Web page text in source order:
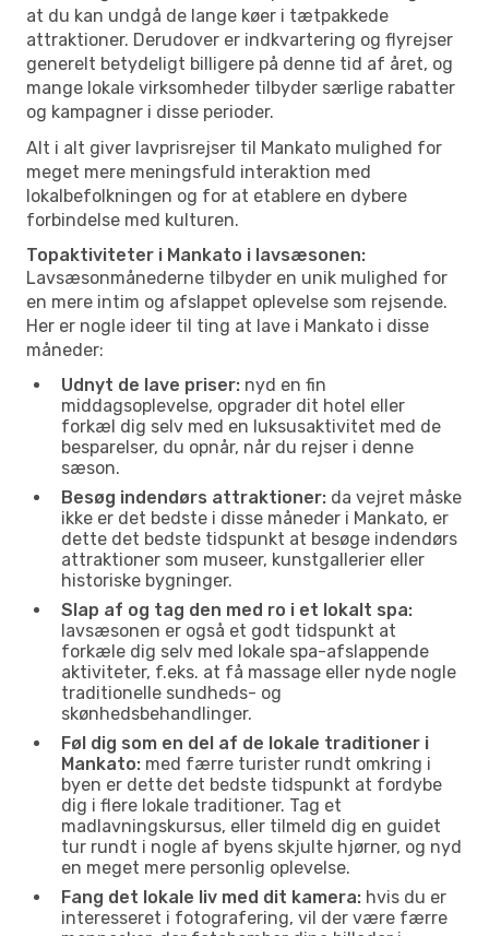
at du kan undgå de lange køer i tætpakkede
attraktioner. Derudover er indkvartering og flyrejser
generelt betydeligt billigere på denne tid af året, og
mange lokale virksomheder tilbyder særlige rabatter
og kampagner i disse perioder.
Alt i alt giver lavprisrejser til Mankato mulighed for
meget mere meningsfuld interaktion med
lokalbefolkningen og for at etablere en dybere
forbindelse med kulturen.
Topaktiviteter i Mankato i lavsæsonen:
Lavsæsonmånederne tilbyder en unik mulighed for
en mere intim og afslappet oplevelse som rejsende.
Her er nogle ideer til ting at lave i Mankato i disse
måneder:
Udnyt de lave priser: nyd en fin
middagsoplevelse, opgrader dit hotel eller
forkæl dig selv med en luksusaktivitet med de
besparelser, du opnår, når du rejser i denne
sæson.
Besøg indendørs attraktioner: da vejret måske
ikke er det bedste i disse måneder i Mankato, er
dette det bedste tidspunkt at besøge indendørs
attraktioner som museer, kunstgallerier eller
historiske bygninger.
Slap af og tag den med ro i et lokalt spa:
lavsæsonen er også et godt tidspunkt at
forkæle dig selv med lokale spa-afslappende
aktiviteter, f.eks. at få massage eller nyde nogle
traditionelle sundheds- og
skønhedsbehandlinger.
Føl dig som en del af de lokale traditioner i
Mankato: med færre turister rundt omkring i
byen er dette det bedste tidspunkt at fordybe
dig i flere lokale traditioner. Tag et
madlavningskursus, eller tilmeld dig en guidet
tur rundt i nogle af byens skjulte hjørner, og nyd
en meget mere personlig oplevelse.
Fang det lokale liv med dit kamera: hvis du er
interesseret i fotografering, vil der være færre